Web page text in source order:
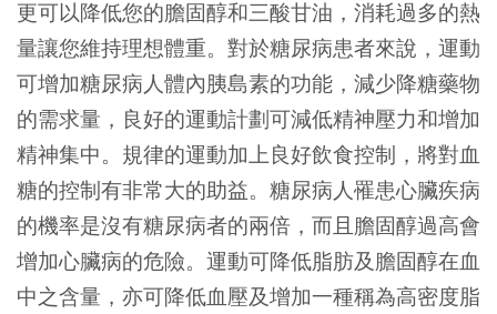
更可以降低您的膽固醇和三酸甘油，消耗過多的熱
量讓您維持理想體重。對於糖尿病患者來說，運動
可增加糖尿病人體內胰島素的功能，減少降糖藥物
的需求量，良好的運動計劃可減低精神壓力和增加
精神集中。規律的運動加上良好飲食控制，將對血
糖的控制有非常大的助益。糖尿病人罹患心臟疾病
的機率是沒有糖尿病者的兩倍，而且膽固醇過高會
增加心臟病的危險。運動可降低脂肪及膽固醇在血
中之含量，亦可降低血壓及增加一種稱為高密度脂